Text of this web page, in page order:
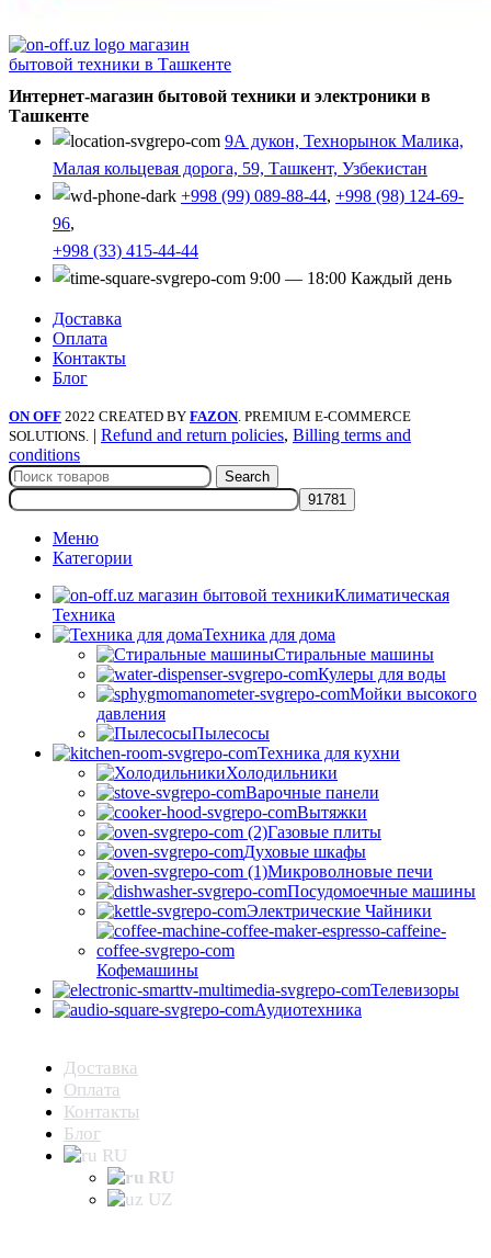
Интернет-магазин бытовой техники и электроники в
Ташкенте
9А дукон, Технорынок Малика,
Малая кольцевая дорога, 59, Ташкент, Узбекистан
+998 (99) 089-88-44, +998 (98) 124-69-
96,
+998 (33) 415-44-44
9:00 — 18:00 Каждый день
Доставка
Оплата
Контакты
Блог
ON OFF 2022 CREATED BY FAZON. PREMIUM E-COMMERCE
SOLUTIONS. | Refund and return policies, Billing terms and
conditions
Search
Меню
Категории
Климатическая
Техника
Техника для дома
Стиральные машины
Кулеры для воды
Мойки высокого
давления
Пылесосы
Техника для кухни
Холодильники
Варочные панели
Вытяжки
Газовые плиты
Духовые шкафы
Микроволновые печи
Посудомоечные машины
Электрические Чайники
Кофемашины
Телевизоры
Аудиотехника
Доставка
Оплата
Контакты
Блог
RU
RU
UZ